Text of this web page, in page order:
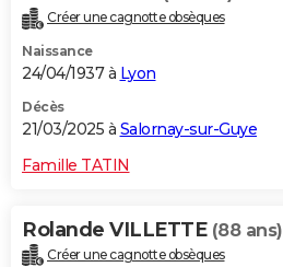
Créer une cagnotte obsèques
Naissance
24/04/1937 à Lyon
Décès
21/03/2025 à Salornay-sur-Guye
Famille TATIN
Rolande VILLETTE (88 ans)
Créer une cagnotte obsèques